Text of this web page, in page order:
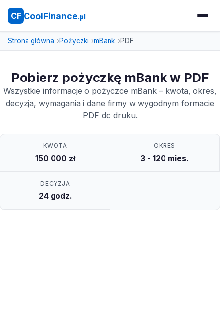
CF CoolFinance.pl
Strona główna Pożyczki mBank PDF
Pobierz pożyczkę mBank w PDF
Wszystkie informacje o pożyczce mBank – kwota, okres,
decyzja, wymagania i dane firmy w wygodnym formacie
PDF do druku.
KWOTA
150 000 zł
OKRES
3 - 120 mies.
DECYZJA
24 godz.